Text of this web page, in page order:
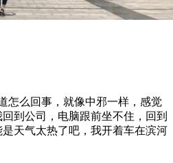
怎么回事，就像中邪一样，感觉
到公司，电脑跟前坐不住，回到
天气太热了吧，我开着车在滨河